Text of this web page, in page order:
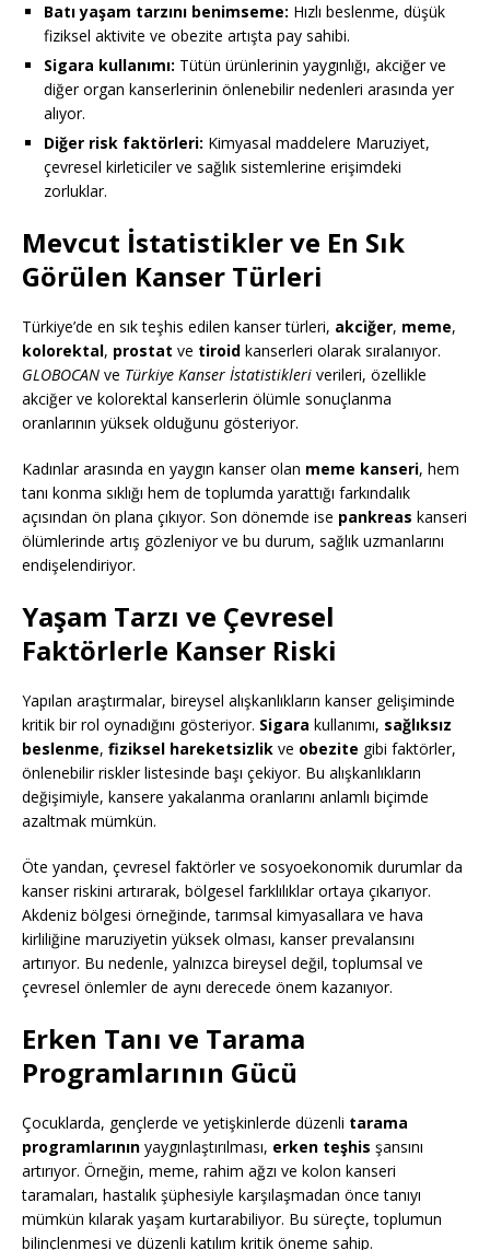
Batı yaşam tarzını benimseme: Hızlı beslenme, düşük
fiziksel aktivite ve obezite artışta pay sahibi.
Sigara kullanımı: Tütün ürünlerinin yaygınlığı, akciğer ve
diğer organ kanserlerinin önlenebilir nedenleri arasında yer
alıyor.
Diğer risk faktörleri: Kimyasal maddelere Maruziyet,
çevresel kirleticiler ve sağlık sistemlerine erişimdeki
zorluklar.
Mevcut İstatistikler ve En Sık
Görülen Kanser Türleri
Türkiye’de en sık teşhis edilen kanser türleri, akciğer, meme,
kolorektal, prostat ve tiroid kanserleri olarak sıralanıyor.
GLOBOCAN ve Türkiye Kanser İstatistikleri verileri, özellikle
akciğer ve kolorektal kanserlerin ölümle sonuçlanma
oranlarının yüksek olduğunu gösteriyor.
Kadınlar arasında en yaygın kanser olan meme kanseri, hem
tanı konma sıklığı hem de toplumda yarattığı farkındalık
açısından ön plana çıkıyor. Son dönemde ise pankreas kanseri
ölümlerinde artış gözleniyor ve bu durum, sağlık uzmanlarını
endişelendiriyor.
Yaşam Tarzı ve Çevresel
Faktörlerle Kanser Riski
Yapılan araştırmalar, bireysel alışkanlıkların kanser gelişiminde
kritik bir rol oynadığını gösteriyor. Sigara kullanımı, sağlıksız
beslenme, fiziksel hareketsizlik ve obezite gibi faktörler,
önlenebilir riskler listesinde başı çekiyor. Bu alışkanlıkların
değişimiyle, kansere yakalanma oranlarını anlamlı biçimde
azaltmak mümkün.
Öte yandan, çevresel faktörler ve sosyoekonomik durumlar da
kanser riskini artırarak, bölgesel farklılıklar ortaya çıkarıyor.
Akdeniz bölgesi örneğinde, tarımsal kimyasallara ve hava
kirliliğine maruziyetin yüksek olması, kanser prevalansını
artırıyor. Bu nedenle, yalnızca bireysel değil, toplumsal ve
çevresel önlemler de aynı derecede önem kazanıyor.
Erken Tanı ve Tarama
Programlarının Gücü
Çocuklarda, gençlerde ve yetişkinlerde düzenli tarama
programlarının yaygınlaştırılması, erken teşhis şansını
artırıyor. Örneğin, meme, rahim ağzı ve kolon kanseri
taramaları, hastalık şüphesiyle karşılaşmadan önce tanıyı
mümkün kılarak yaşam kurtarabiliyor. Bu süreçte, toplumun
bilinçlenmesi ve düzenli katılım kritik öneme sahip.